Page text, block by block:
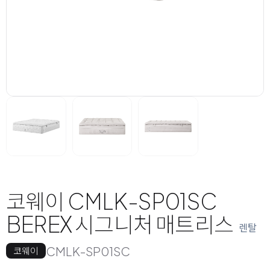
코웨이 CMLK-SP01SC
BEREX 시그니처 매트리스 렌탈
코웨이 CMLK-SP01SC